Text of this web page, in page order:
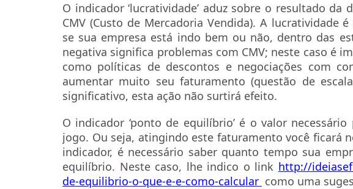
O indicador ‘lucratividade’ aduz sobre o resultado
CMV (Custo de Mercadoria Vendida). A lucratividade
se sua empresa está indo bem ou não, dentro das
negativa significa problemas com CMV; neste caso é
como políticas de descontos e negociações com
aumentar muito seu faturamento (questão de
significativo, esta ação não surtirá efeito.
O indicador ‘ponto de equilíbrio’ é o valor
jogo. Ou seja, atingindo este faturamento você ficará
indicador, é necessário saber quanto tempo sua
equilíbrio. Neste caso, lhe indico o link http://
de-equilibrio-o-que-e-e-como-calcular como uma